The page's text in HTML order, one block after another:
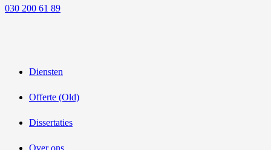
030 200 61 89
Diensten
Offerte (Old)
Dissertaties